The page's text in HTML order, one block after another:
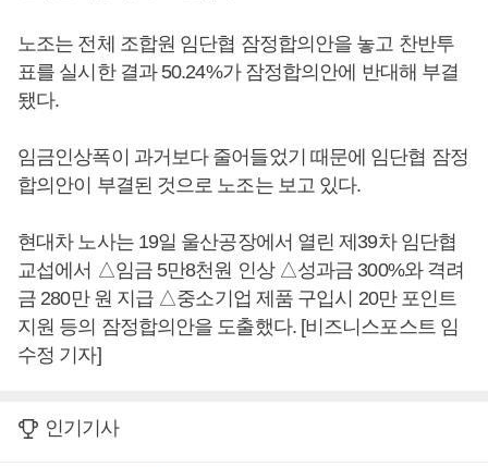
노조는 전체 조합원 임단협 잠정합의안을 놓고 찬반투
표를 실시한 결과 50.24%가 잠정합의안에 반대해 부결
됐다.
임금인상폭이 과거보다 줄어들었기 때문에 임단협 잠정
합의안이 부결된 것으로 노조는 보고 있다.
현대차 노사는 19일 울산공장에서 열린 제39차 임단협
교섭에서 △임금 5만8천원 인상 △성과금 300%와 격려
금 280만 원 지급 △중소기업 제품 구입시 20만 포인트
지원 등의 잠정합의안을 도출했다. [비즈니스포스트 임
수정 기자]
인기기사